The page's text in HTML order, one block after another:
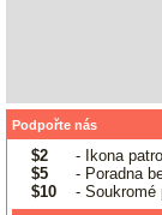
Podpořte nás
$2
- Ikona
$5
- Poradna
$10
- Soukromé